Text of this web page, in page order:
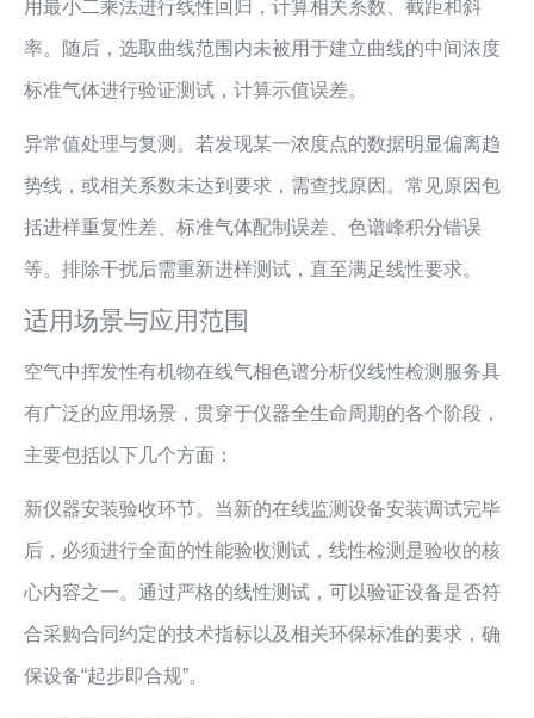
用最小二乘法进行线性回归，计算相关系数、截距和斜
率。随后，选取曲线范围内未被用于建立曲线的中间浓度
标准气体进行验证测试，计算示值误差。
异常值处理与复测。若发现某一浓度点的数据明显偏离趋
势线，或相关系数未达到要求，需查找原因。常见原因包
括进样重复性差、标准气体配制误差、色谱峰积分错误
等。排除干扰后需重新进样测试，直至满足线性要求。
适用场景与应用范围
空气中挥发性有机物在线气相色谱分析仪线性检测服务具
有广泛的应用场景，贯穿于仪器全生命周期的各个阶段，
主要包括以下几个方面：
新仪器安装验收环节。当新的在线监测设备安装调试完毕
后，必须进行全面的性能验收测试，线性检测是验收的核
心内容之一。通过严格的线性测试，可以验证设备是否符
合采购合同约定的技术指标以及相关环保标准的要求，确
保设备“起步即合规”。